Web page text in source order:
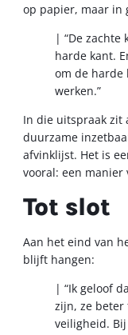
op papier, maar in
| “De zachte
harde kant.
om de harde
werken.”
In die uitspraak zit
duurzame
afvinklijst. Het is
vooral: een manier
Tot slot
Aan het eind van
blijft hangen:
| “Ik geloof
zijn, ze
veiligheid.